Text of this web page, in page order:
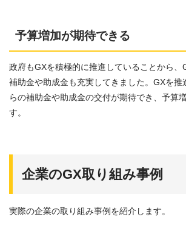
予算増加が期待できる
政府もGXを積極的に推進していることから、
補助金や助成金も充実してきました。GXを推
らの補助金や助成金の交付が期待でき、予算
す。
企業のGX取り組み事例
実際の企業の取り組み事例を紹介します。